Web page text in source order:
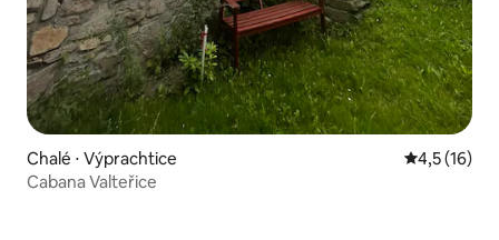
Chalé ⋅ Výprachtice 4,5 de uma
4,5 (16)
Cabana Valteřice